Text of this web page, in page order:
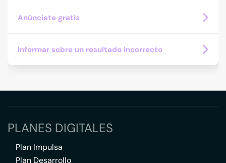
Anúnciate gratis
Informar sobre un resultado incorrecto
PLANES DIGITALES
Plan Impulsa
Plan Desarrollo